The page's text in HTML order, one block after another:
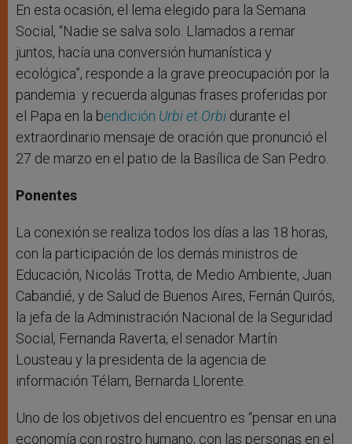
En esta ocasión, el lema elegido para la Semana
Social, “Nadie se salva solo. Llamados a remar
juntos, hacía una conversión humanística y
ecológica”, responde a la grave preocupación por la
pandemia y recuerda algunas frases proferidas por
el Papa en la bendición Urbi et Orbi durante el
extraordinario mensaje de oración que pronunció el
27 de marzo en el patio de la Basílica de San Pedro.
Ponentes
La conexión se realiza todos los días a las 18 horas,
con la participación de los demás ministros de
Educación, Nicolás Trotta, de Medio Ambiente, Juan
Cabandié, y de Salud de Buenos Aires, Fernán Quirós,
la jefa de la Administración Nacional de la Seguridad
Social, Fernanda Raverta, el senador Martín
Lousteau y la presidenta de la agencia de
información Télam, Bernarda Llorente.
Uno de los objetivos del encuentro es “pensar en una
economía con rostro humano, con las personas en el